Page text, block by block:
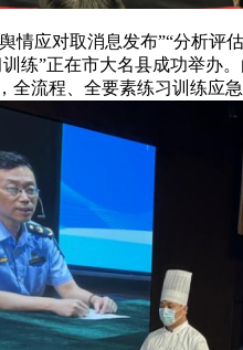
应对取消息发布”“分析评
练”正在市大名县成功举
流程、全要素练习训练